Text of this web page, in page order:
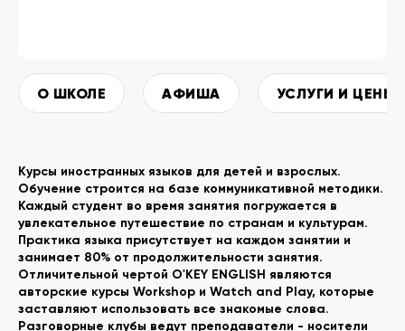
О ШКОЛЕ АФИША УСЛУГИ И ЦЕНЫ
Курсы иностранных языков для детей и взрослых.
Обучение строится на базе коммуникативной методики.
Каждый студент во время занятия погружается в
увлекательное путешествие по странам и культурам.
Практика языка присутствует на каждом занятии и
занимает 80% от продолжительности занятия.
Отличительной чертой O'KEY ENGLISH являются
авторские курсы Workshop и Watch and Play, которые
заставляют использовать все знакомые слова.
Разговорные клубы ведут преподаватели - носители